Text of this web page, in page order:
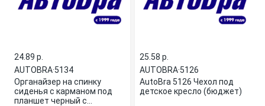
24.89 p.
AUTOBRA·5134
Органайзер на спинку
сиденья с карманом под
планшет черный с
25.58 p.
AUTOBRA·5126
AutoBra 5126 Чехол под
детское кресло (бюджет)